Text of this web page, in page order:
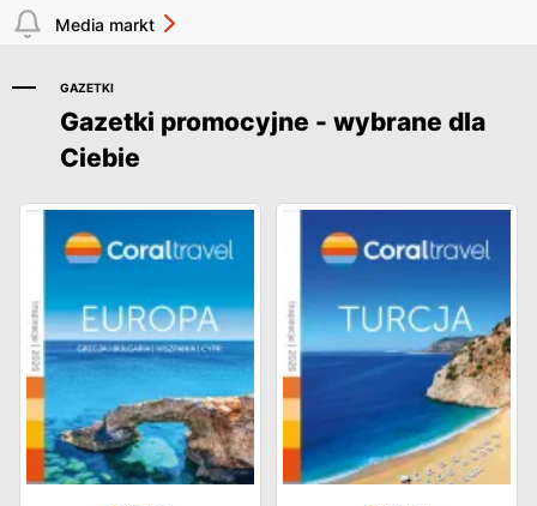
Media markt
GAZETKI
Gazetki promocyjne - wybrane dla
Ciebie